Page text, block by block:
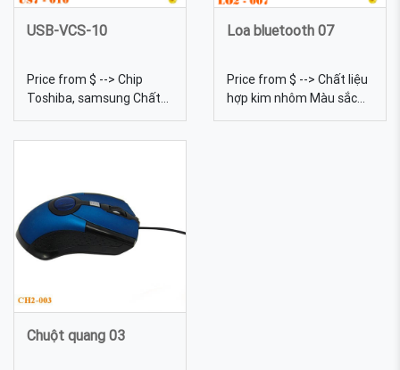
USB-VCS-10
Price from $ --> Chip
Toshiba, samsung Chất
liệu Cao su, nhựa PVC
chọn màu sắc Quy cách In
lưới USB cao su 10 - sản
xuất USB vỏ cao su quà
tặng quảng cáo tại
EPVINA
Loa bluetooth 07
Price from $ --> Chất liệu
hợp kim nhôm Màu sắc
Bạc,đỏ, xanh dương, xanh,
Chuột quang 03